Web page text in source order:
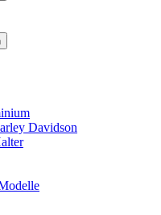
Davidson